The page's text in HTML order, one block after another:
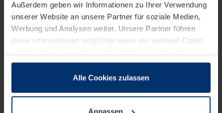
Außerdem geben wir Informationen zu Ihrer Verwendung
unserer Website an unsere Partner für soziale Medien,
Werbung und Analysen weiter. Unsere Partner führen
diese Informationen möglicherweise mit weiteren Daten
sie im Rahmen Ihrer Nutzung der Dienste gesammelt
wenn diese für den Betrieb dieser Seite unbedingt
Alle Cookies zulassen